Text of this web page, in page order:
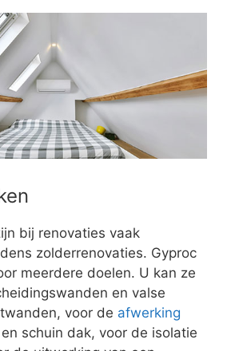
bij renovaties vaak
zolderrenovaties. Gyproc
meerdere doelen. U kan ze
en valse
voor de afwerking
schuin dak, voor de isolatie